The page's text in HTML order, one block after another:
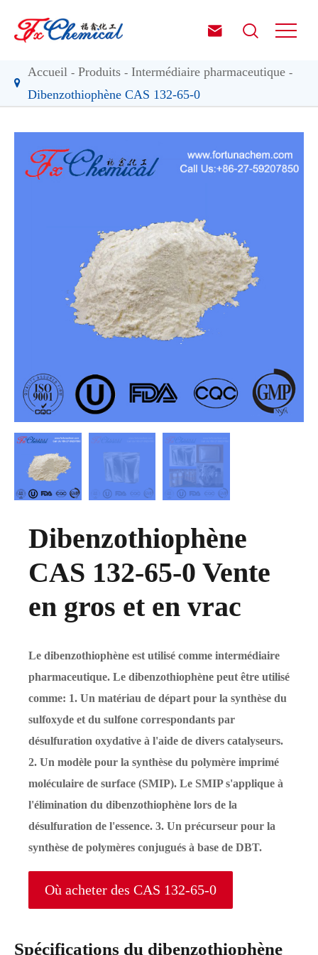
 
Accueil Produits
Intermédiaire pharmaceutique
Dibenzothiophène CAS 132-65-0
Dibenzothiophène
CAS 132-65-0 Vente
en gros et en vrac
Le dibenzothiophène est utilisé comme intermédiaire
pharmaceutique. Le dibenzothiophène peut être utilisé
comme: 1. Un matériau de départ pour la synthèse du
sulfoxyde et du sulfone correspondants par
désulfuration oxydative à l'aide de divers catalyseurs.
2. Un modèle pour la synthèse du polymère imprimé
moléculaire de surface (SMIP). Le SMIP s'applique à
l'élimination du dibenzothiophène lors de la
désulfuration de l'essence. 3. Un précurseur pour la
synthèse de polymères conjugués à base de DBT.
Où acheter des CAS 132-65-0
Spécifications du dibenzothiophène